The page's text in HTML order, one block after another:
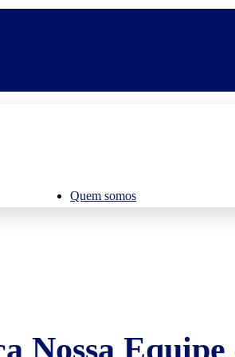
Quem somos
Nossa